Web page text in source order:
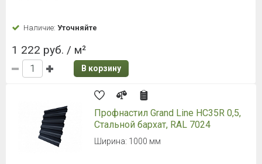
Наличие: Уточняйте
1 222 руб. / м²
В корзину
Профнастил Grand Line HC35R 0,5,
Стальной бархат, RAL 7024
Ширина: 1000 мм